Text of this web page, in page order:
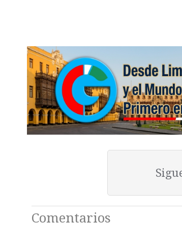
Comentarios